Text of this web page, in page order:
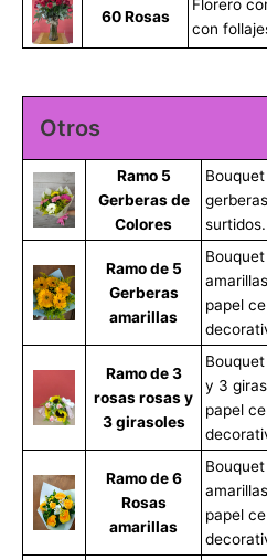
60 Rosas
Florero
con
Otros
Ramo 5
Gerberas de
Colores
surtidos.
Ramo de 5
Gerberas
amarillas
papel
Ramo de 3
rosas rosas y
3 girasoles
y 3
papel
Ramo de 6
Rosas
amarillas
papel